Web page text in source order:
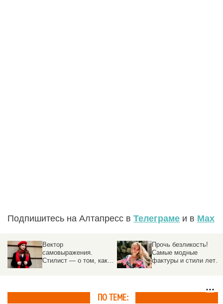
Подпишитесь на Алтапресс в Телеграме и в Max
Вектор
самовыражения.
Стилист — о том, как
звезда
Прочь безликость!
Самые модные
фактуры и стили лета
ПО ТЕМЕ: